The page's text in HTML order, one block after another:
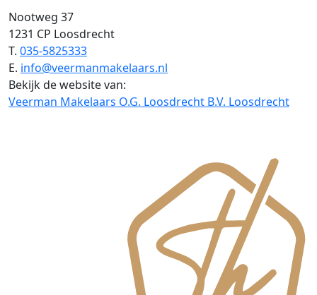
Nootweg 37
1231 CP Loosdrecht
T. 035-5825333
E. info@veermanmakelaars.nl
Bekijk de website van:
Veerman Makelaars O.G. Loosdrecht B.V. Loosdrecht